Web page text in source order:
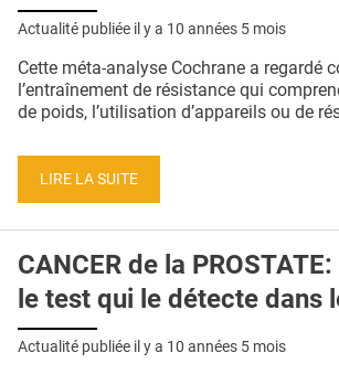
L'APP
PUBLICITÉ
CONTACT
Actualité publiée il y a 10 années 5 mois
Cette méta-analyse Cochrane a regardé
l’entraînement de résistance qui
de poids, l’utilisation d’appareils ou de
LIRE LA SUITE
CANCER de la
le test qui le détecte dans
Actualité publiée il y a 10 années 5 mois